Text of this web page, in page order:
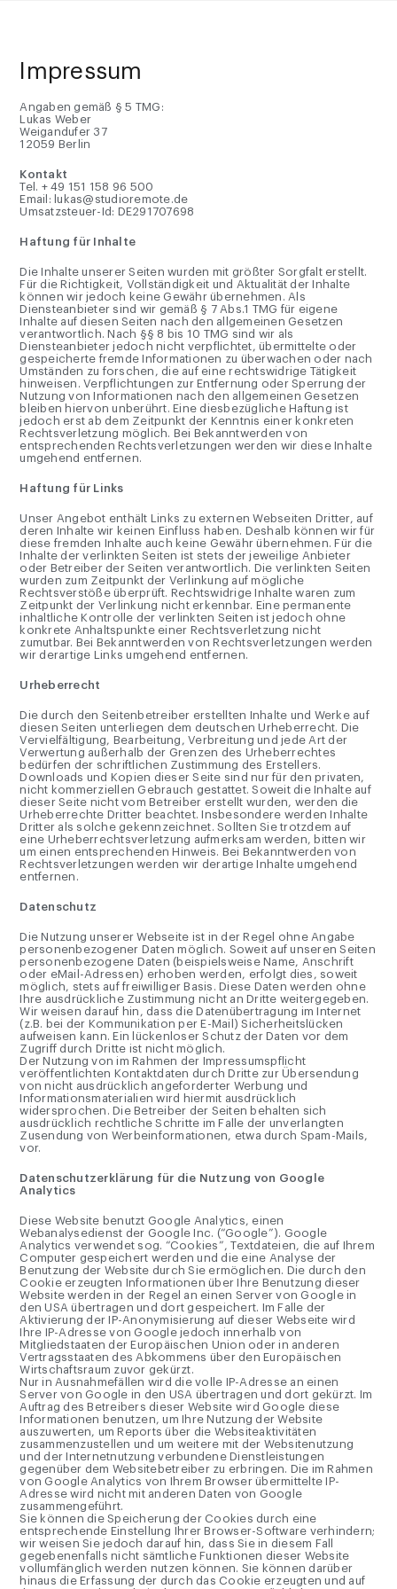
Impressum
Angaben gemäß § 5 TMG:
Lukas Weber
Weigandufer 37
12059 Berlin
Kontakt
Tel. + 49 151 158 96 500
Email: lukas@studioremote.de
Umsatzsteuer-Id: DE291707698
Haftung für Inhalte
Die Inhalte unserer Seiten wurden mit größter Sorgfalt erstellt.
Für die Richtigkeit, Vollständigkeit und Aktualität der Inhalte
können wir jedoch keine Gewähr übernehmen. Als
Diensteanbieter sind wir gemäß § 7 Abs.1 TMG für eigene
Inhalte auf diesen Seiten nach den allgemeinen Gesetzen
verantwortlich. Nach §§ 8 bis 10 TMG sind wir als
Diensteanbieter jedoch nicht verpflichtet, übermittelte oder
gespeicherte fremde Informationen zu überwachen oder nach
Umständen zu forschen, die auf eine rechtswidrige Tätigkeit
hinweisen. Verpflichtungen zur Entfernung oder Sperrung der
Nutzung von Informationen nach den allgemeinen Gesetzen
bleiben hiervon unberührt. Eine diesbezügliche Haftung ist
jedoch erst ab dem Zeitpunkt der Kenntnis einer konkreten
Rechtsverletzung möglich. Bei Bekanntwerden von
entsprechenden Rechtsverletzungen werden wir diese Inhalte
umgehend entfernen.
Haftung für Links
Unser Angebot enthält Links zu externen Webseiten Dritter, auf
deren Inhalte wir keinen Einfluss haben. Deshalb können wir für
diese fremden Inhalte auch keine Gewähr übernehmen. Für die
Inhalte der verlinkten Seiten ist stets der jeweilige Anbieter
oder Betreiber der Seiten verantwortlich. Die verlinkten Seiten
wurden zum Zeitpunkt der Verlinkung auf mögliche
Rechtsverstöße überprüft. Rechtswidrige Inhalte waren zum
Zeitpunkt der Verlinkung nicht erkennbar. Eine permanente
inhaltliche Kontrolle der verlinkten Seiten ist jedoch ohne
konkrete Anhaltspunkte einer Rechtsverletzung nicht
zumutbar. Bei Bekanntwerden von Rechtsverletzungen werden
wir derartige Links umgehend entfernen.
Urheberrecht
Die durch den Seitenbetreiber erstellten Inhalte und Werke auf
diesen Seiten unterliegen dem deutschen Urheberrecht. Die
Vervielfältigung, Bearbeitung, Verbreitung und jede Art der
Verwertung außerhalb der Grenzen des Urheberrechtes
bedürfen der schriftlichen Zustimmung des Erstellers.
Downloads und Kopien dieser Seite sind nur für den privaten,
nicht kommerziellen Gebrauch gestattet. Soweit die Inhalte auf
dieser Seite nicht vom Betreiber erstellt wurden, werden die
Urheberrechte Dritter beachtet. Insbesondere werden Inhalte
Dritter als solche gekennzeichnet. Sollten Sie trotzdem auf
eine Urheberrechtsverletzung aufmerksam werden, bitten wir
um einen entsprechenden Hinweis. Bei Bekanntwerden von
Rechtsverletzungen werden wir derartige Inhalte umgehend
entfernen.
Datenschutz
Die Nutzung unserer Webseite ist in der Regel ohne Angabe
personenbezogener Daten möglich. Soweit auf unseren Seiten
personenbezogene Daten (beispielsweise Name, Anschrift
oder eMail-Adressen) erhoben werden, erfolgt dies, soweit
möglich, stets auf freiwilliger Basis. Diese Daten werden ohne
Ihre ausdrückliche Zustimmung nicht an Dritte weitergegeben.
Wir weisen darauf hin, dass die Datenübertragung im Internet
(z.B. bei der Kommunikation per E-Mail) Sicherheitslücken
aufweisen kann. Ein lückenloser Schutz der Daten vor dem
Zugriff durch Dritte ist nicht möglich.
Der Nutzung von im Rahmen der Impressumspflicht
veröffentlichten Kontaktdaten durch Dritte zur Übersendung
von nicht ausdrücklich angeforderter Werbung und
Informationsmaterialien wird hiermit ausdrücklich
widersprochen. Die Betreiber der Seiten behalten sich
ausdrücklich rechtliche Schritte im Falle der unverlangten
Zusendung von Werbeinformationen, etwa durch Spam-Mails,
vor.
Datenschutzerklärung für die Nutzung von Google
Analytics
Diese Website benutzt Google Analytics, einen
Webanalysedienst der Google Inc. (“Google”). Google
Analytics verwendet sog. “Cookies”, Textdateien, die auf Ihrem
Computer gespeichert werden und die eine Analyse der
Benutzung der Website durch Sie ermöglichen. Die durch den
Cookie erzeugten Informationen über Ihre Benutzung dieser
Website werden in der Regel an einen Server von Google in
den USA übertragen und dort gespeichert. Im Falle der
Aktivierung der IP-Anonymisierung auf dieser Webseite wird
Ihre IP-Adresse von Google jedoch innerhalb von
Mitgliedstaaten der Europäischen Union oder in anderen
Vertragsstaaten des Abkommens über den Europäischen
Wirtschaftsraum zuvor gekürzt.
Nur in Ausnahmefällen wird die volle IP-Adresse an einen
Server von Google in den USA übertragen und dort gekürzt. Im
Auftrag des Betreibers dieser Website wird Google diese
Informationen benutzen, um Ihre Nutzung der Website
auszuwerten, um Reports über die Websiteaktivitäten
zusammenzustellen und um weitere mit der Websitenutzung
und der Internetnutzung verbundene Dienstleistungen
gegenüber dem Websitebetreiber zu erbringen. Die im Rahmen
von Google Analytics von Ihrem Browser übermittelte IP-
Adresse wird nicht mit anderen Daten von Google
zusammengeführt.
Sie können die Speicherung der Cookies durch eine
entsprechende Einstellung Ihrer Browser-Software verhindern;
wir weisen Sie jedoch darauf hin, dass Sie in diesem Fall
gegebenenfalls nicht sämtliche Funktionen dieser Website
vollumfänglich werden nutzen können. Sie können darüber
hinaus die Erfassung der durch das Cookie erzeugten und auf